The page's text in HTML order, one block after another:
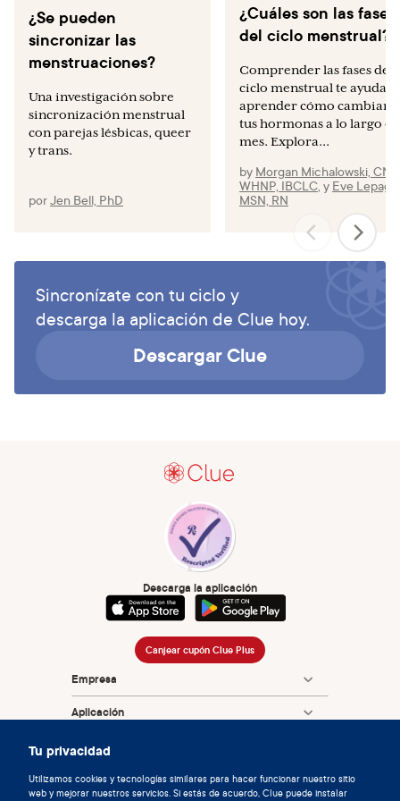
Tu privacidad
Utilizamos cookies y tecnologías similares para hacer funcionar nuestro sitio
web y mejorar nuestros servicios. Si estás de acuerdo, Clue puede instalar
Lee Barron M. Light exposure, melatonin secretion, and
menstrual cycle parameters: an integrative review.
Biological Research for Nursing. 2007 Jul;9(1):49-69.
Tan DA, Haththotuwa R, Fraser IS. Cultural aspects and
mythologies surrounding menstruation and abnormal
uterine bleeding. Best Practice & Research Clinical
Obstetrics & Gynaecology. 2017 Apr 1;40:121-33.
¿Se pueden
sincronizar las
menstruaciones?
Una investigación sobre
sincronización menstrual
con parejas lésbicas, queer
y trans.
porJen Bell, PhD
¿Cuáles son las fases
del ciclo menstrual?
Comprender las fases del
ciclo menstrual te ayuda a
aprender cómo cambian
tus hormonas a lo largo
mes. Explora...
by Morgan Michalowski,
WHNP, IBCLC, y Eve Lepage,
MSN, RN
Sincronízate con tu ciclo y
descarga la aplicación de Clue hoy.
Descargar Clue
Descarga la aplicación
Canjear cupón Clue Plus
Empresa
Aplicación
Enciclopedia
Información